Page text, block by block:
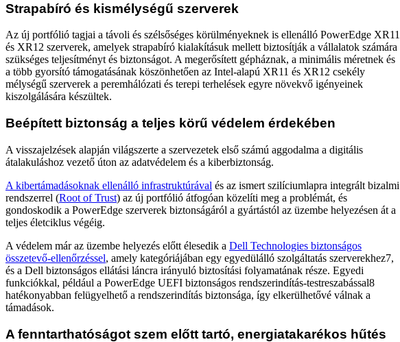
Strapabíró és kismélységű szerverek
Az új portfólió tagjai a távoli és szélsőséges körülményeknek is ellenálló PowerEdge XR11
és XR12 szerverek, amelyek strapabíró kialakításuk mellett biztosítják a vállalatok számára
szükséges teljesítményt és biztonságot. A megerősített gépháznak, a minimális méretnek és
a több gyorsító támogatásának köszönhetően az Intel-alapú XR11 és XR12 csekély
mélységű szerverek a peremhálózati és terepi terhelések egyre növekvő igényeinek
kiszolgálására készültek.
Beépített biztonság a teljes körű védelem érdekében
A visszajelzések alapján világszerte a szervezetek első számú aggodalma a digitális
átalakuláshoz vezető úton az adatvédelem és a kiberbiztonság.
A kibertámadásoknak ellenálló infrastruktúrával és az ismert szilíciumlapra integrált bizalmi
rendszerrel (Root of Trust) az új portfólió átfogóan közelíti meg a problémát, és
gondoskodik a PowerEdge szerverek biztonságáról a gyártástól az üzembe helyezésen át a
teljes életciklus végéig.
A védelem már az üzembe helyezés előtt élesedik a Dell Technologies biztonságos
összetevő-ellenőrzéssel, amely kategóriájában egy egyedülálló szolgáltatás szerverekhez7,
és a Dell biztonságos ellátási láncra irányuló biztosítási folyamatának része. Egyedi
funkciókkal, például a PowerEdge UEFI biztonságos rendszerindítás-testreszabással8
hatékonyabban felügyelhető a rendszerindítás biztonsága, így elkerülhetővé válnak a
támadások.
A fenntarthatóságot szem előtt tartó, energiatakarékos hűtés